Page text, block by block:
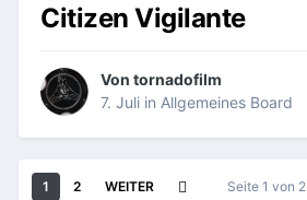
Citizen Vigilante
Von tornadofilm
7. Juli in Allgemeines Board
1 2 WEITER Seite 1 von 2